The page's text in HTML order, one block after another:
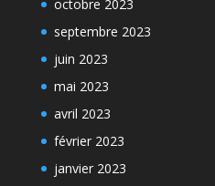
octobre 2023
septembre 2023
juin 2023
mai 2023
avril 2023
février 2023
janvier 2023